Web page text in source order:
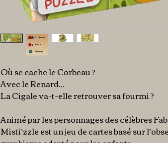
Où se cache le Corbeau ?
Avec le Renard...
La Cigale va-t-elle retrouver sa fourmi ?
Animé par les personnages des célèbres
Misti’zzle est un jeu de cartes basé sur